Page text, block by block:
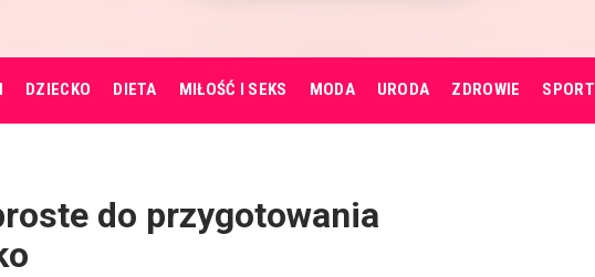
DZIECKO DIETA MIŁOŚĆ I SEKS MODA URODA ZDROWIE SPORT
do przygotowania